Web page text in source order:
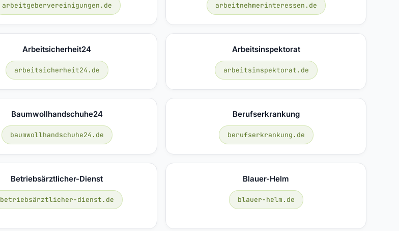
arbeitgebervereinigungen.de arbeitnehmerinteressen.de
Arbeitsicherheit24
arbeitsicherheit24.de
Arbeitsinspektorat
arbeitsinspektorat.de
Baumwollhandschuhe24
baumwollhandschuhe24.de
Berufserkrankung
berufserkrankung.de
Betriebsärztlicher-Dienst
betriebsärztlicher-dienst.de
Blauer-Helm
blauer-helm.de